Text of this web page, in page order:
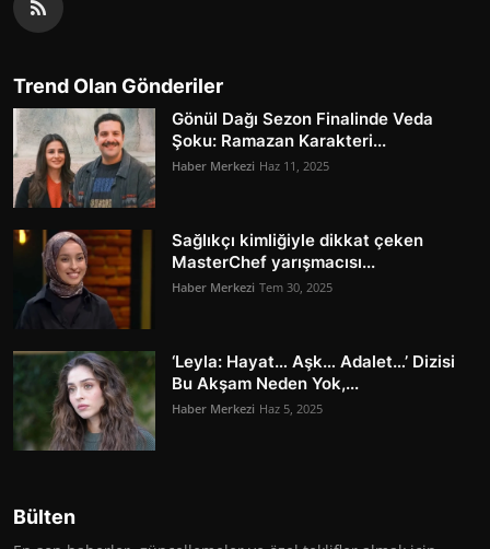
Trend Olan Gönderiler
Gönül Dağı Sezon Finalinde Veda
Şoku: Ramazan Karakteri...
Haber Merkezi Haz 11, 2025
Sağlıkçı kimliğiyle dikkat çeken
MasterChef yarışmacısı...
Haber Merkezi Tem 30, 2025
‘Leyla: Hayat… Aşk… Adalet…’ Dizisi
Bu Akşam Neden Yok,...
Haber Merkezi Haz 5, 2025
Bülten